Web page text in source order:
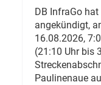
DB InfraGo
angekündigt,
16.08.2026,
(21:10 Uhr bis
Paulinenaue